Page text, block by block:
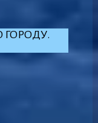
ГОРОДУ.